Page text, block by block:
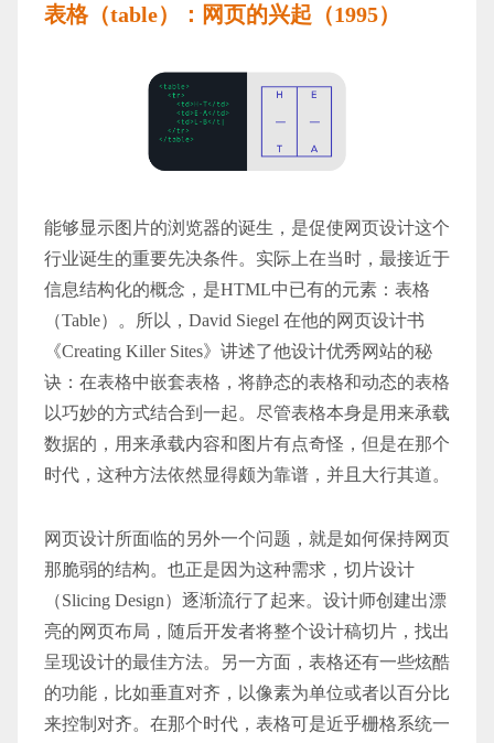
表格（table）：网页的兴起（1995）
能够显示图片的浏览器的诞生，是促使网页设计这个
行业诞生的重要先决条件。实际上在当时，最接近于
信息结构化的概念，是HTML中已有的元素：表格
（Table）。所以，David Siegel 在他的网页设计书
《Creating Killer Sites》讲述了他设计优秀网站的秘
诀：在表格中嵌套表格，将静态的表格和动态的表格
以巧妙的方式结合到一起。尽管表格本身是用来承载
数据的，用来承载内容和图片有点奇怪，但是在那个
时代，这种方法依然显得颇为靠谱，并且大行其道。
网页设计所面临的另外一个问题，就是如何保持网页
那脆弱的结构。也正是因为这种需求，切片设计
（Slicing Design）逐渐流行了起来。设计师创建出漂
亮的网页布局，随后开发者将整个设计稿切片，找出
呈现设计的最佳方法。另一方面，表格还有一些炫酷
的功能，比如垂直对齐，以像素为单位或者以百分比
来控制对齐。在那个时代，表格可是近乎栅格系统一